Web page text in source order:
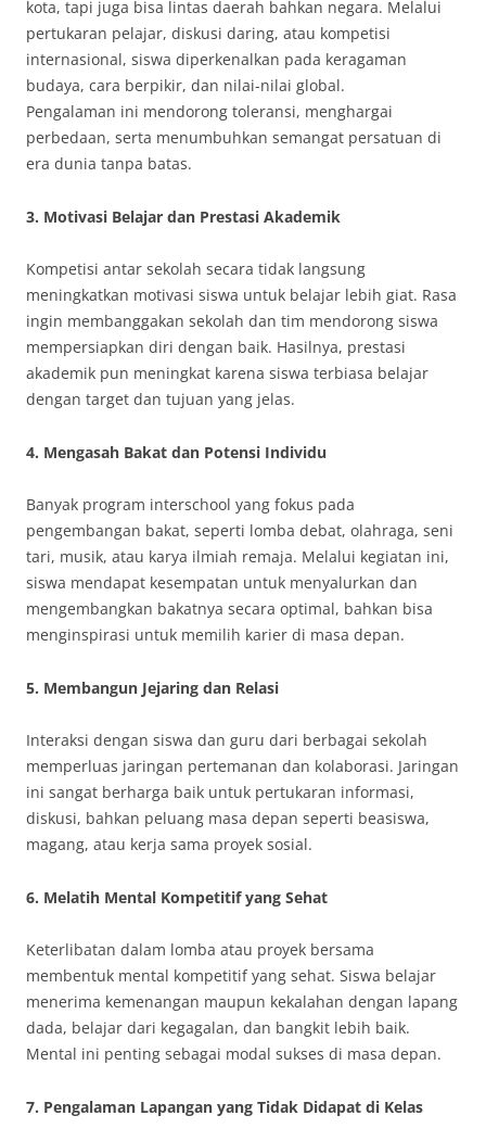
kota, tapi juga bisa lintas daerah bahkan negara. Melalui
pertukaran pelajar, diskusi daring, atau kompetisi
internasional, siswa diperkenalkan pada keragaman
budaya, cara berpikir, dan nilai-nilai global.
Pengalaman ini mendorong toleransi, menghargai
perbedaan, serta menumbuhkan semangat persatuan di
era dunia tanpa batas.
3. Motivasi Belajar dan Prestasi Akademik
Kompetisi antar sekolah secara tidak langsung
meningkatkan motivasi siswa untuk belajar lebih giat. Rasa
ingin membanggakan sekolah dan tim mendorong siswa
mempersiapkan diri dengan baik. Hasilnya, prestasi
akademik pun meningkat karena siswa terbiasa belajar
dengan target dan tujuan yang jelas.
4. Mengasah Bakat dan Potensi Individu
Banyak program interschool yang fokus pada
pengembangan bakat, seperti lomba debat, olahraga, seni
tari, musik, atau karya ilmiah remaja. Melalui kegiatan ini,
siswa mendapat kesempatan untuk menyalurkan dan
mengembangkan bakatnya secara optimal, bahkan bisa
menginspirasi untuk memilih karier di masa depan.
5. Membangun Jejaring dan Relasi
Interaksi dengan siswa dan guru dari berbagai sekolah
memperluas jaringan pertemanan dan kolaborasi. Jaringan
ini sangat berharga baik untuk pertukaran informasi,
diskusi, bahkan peluang masa depan seperti beasiswa,
magang, atau kerja sama proyek sosial.
6. Melatih Mental Kompetitif yang Sehat
Keterlibatan dalam lomba atau proyek bersama
membentuk mental kompetitif yang sehat. Siswa belajar
menerima kemenangan maupun kekalahan dengan lapang
dada, belajar dari kegagalan, dan bangkit lebih baik.
Mental ini penting sebagai modal sukses di masa depan.
7. Pengalaman Lapangan yang Tidak Didapat di Kelas